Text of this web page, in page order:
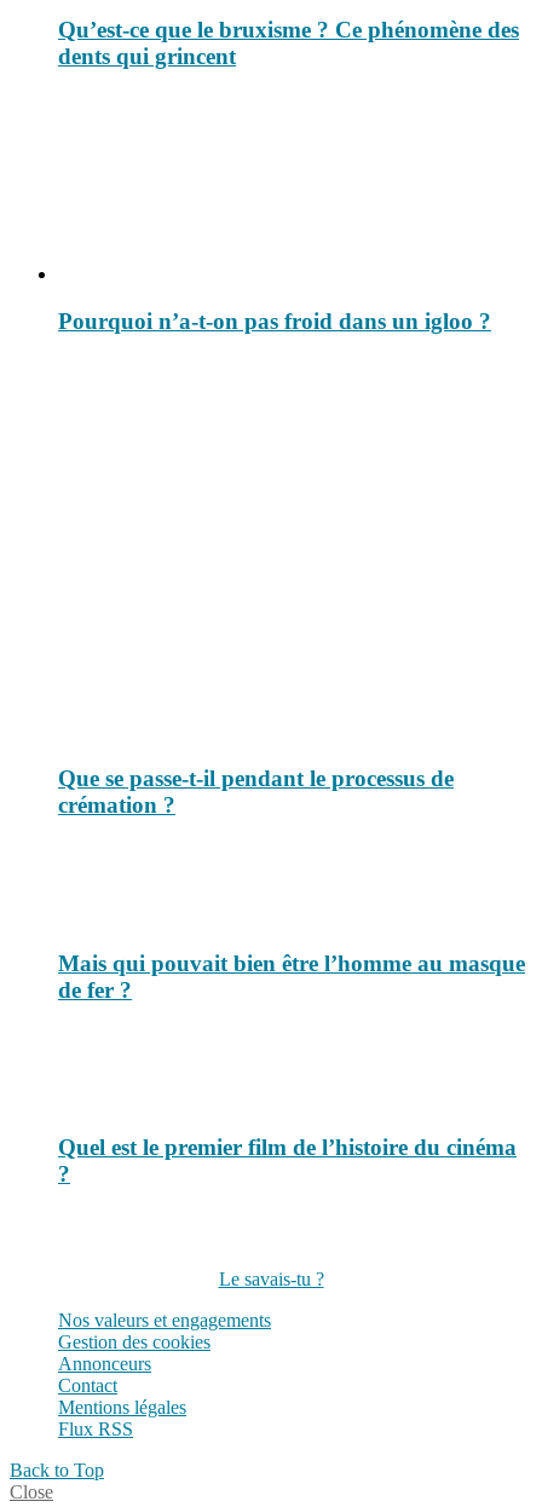
Qu’est-ce que le bruxisme ? Ce phénomène des
dents qui grincent
Pourquoi n’a-t-on pas froid dans un igloo ?
Que se passe-t-il pendant le processus de
crémation ?
Mais qui pouvait bien être l’homme au masque
de fer ?
Quel est le premier film de l’histoire du cinéma
?
Le savais-tu ?
Nos valeurs et engagements
Gestion des cookies
Annonceurs
Contact
Mentions légales
Flux RSS
Back to Top
Close